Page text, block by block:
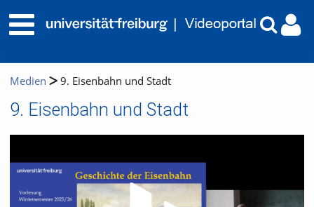
Medien 9. Eisenbahn und Stadt
9. Eisenbahn und Stadt